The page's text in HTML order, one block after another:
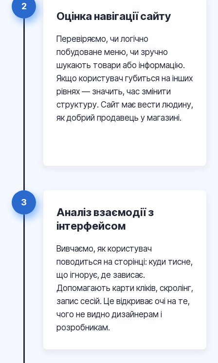
2
Оцінка навігації сайту
Перевіряємо, чи логічно
побудоване меню, чи зручно
шукають товари або інформацію.
Якщо користувач губиться на інших
рівнях — значить, час змінити
структуру. Сайт має вести людину,
як добрий продавець у магазині.
3
Аналіз взаємодії з
інтерфейсом
Вивчаємо, як користувач
поводиться на сторінці: куди тисне,
що ігнорує, де зависає.
Допомагають карти кліків, скролінг,
запис сесій. Це відкриває очі на те,
чого не видно дизайнерам і
розробникам.